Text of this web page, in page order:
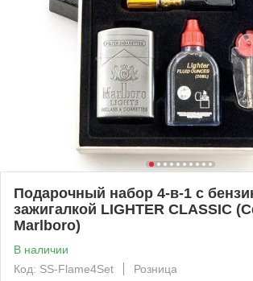
Подарочный набор 4-в-1 с
зажигалкой LIGHTER CLASSIC
Marlboro)
В наличии
Код: SS-Flame4Set
Розница